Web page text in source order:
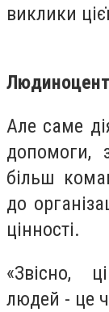
виклики
Але саме
допомоги,
більш
до
цінності.
«Звісно,
людей - це